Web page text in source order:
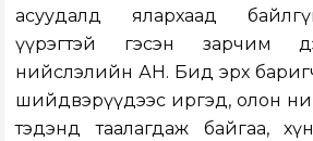
асуудалд ялархаад
үүрэгтэй гэсэн зарчим
нийслэлийн АН. Бид эрх
шийдвэрүүдээс иргэд, олон
тэдэнд таалагдаж байгаа,